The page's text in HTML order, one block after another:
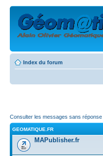
Index du forum
Consulter les messages sans réponse
GEOMATIQUE.FR
MAPublisher.fr